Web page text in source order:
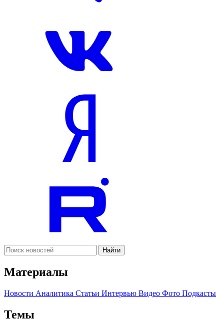
Найти
Материалы
Новости Аналитика Статьи Интервью Видео Фото Подкасты
Темы